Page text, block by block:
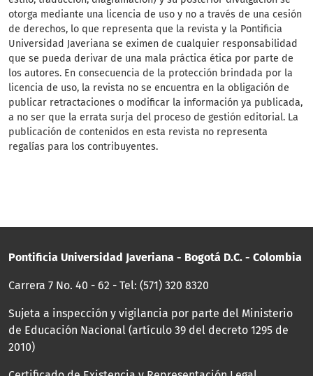
otorga mediante una licencia de uso y no a través de una cesión
de derechos, lo que representa que la revista y la Pontificia
Universidad Javeriana se eximen de cualquier responsabilidad
que se pueda derivar de una mala práctica ética por parte de
los autores. En consecuencia de la protección brindada por la
licencia de uso, la revista no se encuentra en la obligación de
publicar retractaciones o modificar la información ya publicada,
a no ser que la errata surja del proceso de gestión editorial. La
publicación de contenidos en esta revista no representa
regalías para los contribuyentes.
Pontificia Universidad Javeriana - Bogotá D.C. - Colombia
Carrera 7 No. 40 - 62 - Tel: (571) 320 8320
Sujeta a inspección y vigilancia por parte del Ministerio
de Educación Nacional (artículo 39 del decreto 1295 de
2010)